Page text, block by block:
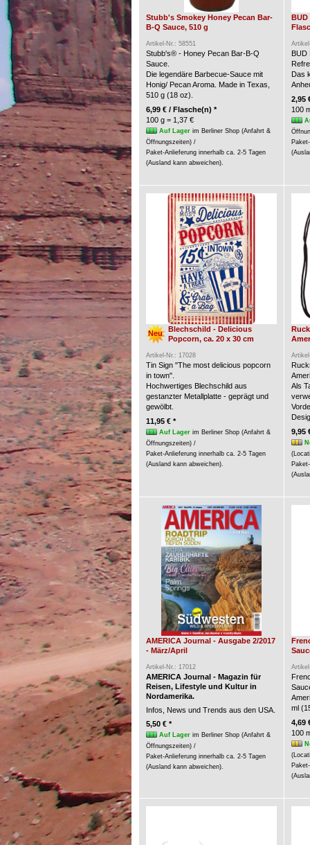
Stubb's Smokey Honey Pecan Bar-
B-Q Sauce, 510 g
Artikel-Nr.: 58551
Stubb's® - Honey Pecan Bar-B-Q
Sauce.
Die legendäre Barbecue-Sauce mit
Honig/ Pecan Aroma. Made in Texas,
510 g (18 oz).
6,99 € / Flasche(n) *
100 g = 1,37 €
Auf Lagerim Berliner Shop (Anfahrt &
Öffnungszeiten) /
Paket-Anlieferung innerhalb ca. 2-5 Tagen
(Ausland kann abweichen).
BUD
BUD
Das
2,95
100
Neu
Blechschild - Delicious
Popcorn, ca. 20 x 30 cm
Artikel-Nr.: 17028
Tin Sign "The most delicious popcorn
in town".
Hochwertiges Blechschild aus
gestanzter Metallplatte - geprägt und
gewölbt.
11,95 € *
Auf Lagerim Berliner Shop (Anfahrt &
Öffnungszeiten) /
Paket-Anlieferung innerhalb ca. 2-5 Tagen
(Ausland kann abweichen).
Als
9,95
AMERICA Journal - Ausgabe 2/2017
- März/April
Artikel-Nr.: 17012
AMERICA Journal - Magazin für
Reisen, Lifestyle und Kultur in
Nordamerika.
Infos, News und Trends aus den USA.
5,50 € *
Auf Lagerim Berliner Shop (Anfahrt &
Öffnungszeiten) /
Paket-Anlieferung innerhalb ca. 2-5 Tagen
(Ausland kann abweichen).
ml
4,69
100